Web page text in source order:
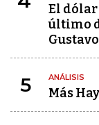
El dólar
último
5 ANÁLISIS
Más